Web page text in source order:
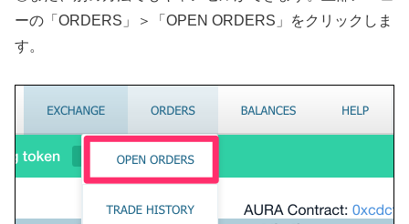
ーの「ORDERS」＞「OPEN ORDERS」をクリックしま
す。